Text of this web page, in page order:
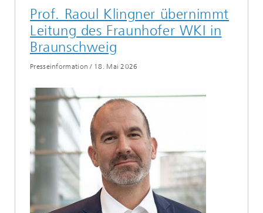
Prof. Raoul Klingner übernimmt
Leitung des Fraunhofer WKI in
Braunschweig
Presseinformation / 18. Mai 2026